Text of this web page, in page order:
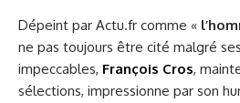
Dépeint par Actu.fr comme «
ne pas toujours être cité malgré
impeccables, François Cros,
sélections, impressionne par son